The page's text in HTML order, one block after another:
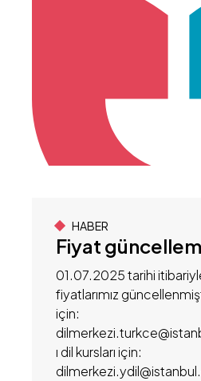
HABER
Fiyat
01.07.2025 tarihi
fiyatlarımız
için:
ı dil kursları için: